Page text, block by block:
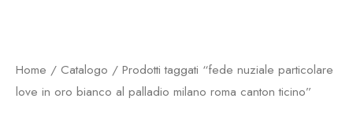
Home / Catalogo / Prodotti taggati “fede nuziale particolare
love in oro bianco al palladio milano roma canton ticino”